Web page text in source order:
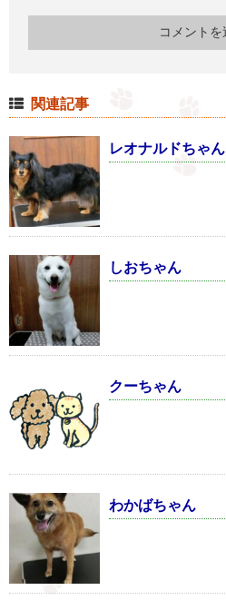
関連記事
レオナルドちゃん
しおちゃん
クーちゃん
わかばちゃん